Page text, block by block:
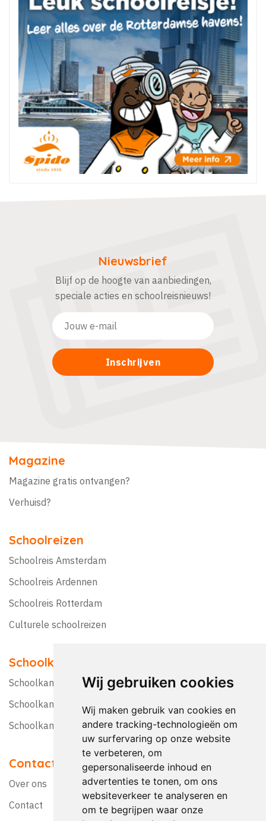
Wij gebruiken cookies
Wij maken gebruik van cookies en
andere tracking-technologieën om
uw surfervaring op onze website
te verbeteren, om
gepersonaliseerde inhoud en
advertenties te tonen, om ons
websiteverkeer te analyseren en
om te begrijpen waar onze
Nieuwsbrief
Blijf op de hoogte van aanbiedingen,
speciale acties en schoolreisnieuws!
Magazine
Magazine gratis ontvangen?
Verhuisd?
Schoolreizen
Schoolreis Amsterdam
Schoolreis Ardennen
Schoolreis Rotterdam
Culturele schoolreizen
Schoolkampen
Schoolkamp Nederland
Schoolkamp België
Schoolkamptips
Contact
Over ons
Contact